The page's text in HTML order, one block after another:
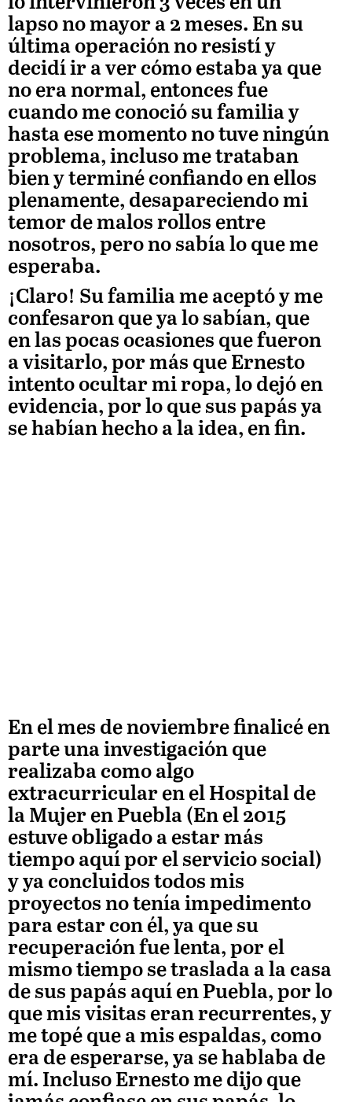
lapso no mayor a 2 meses. En su
última operación no resistí y
decidí ir a ver cómo estaba ya que
no era normal, entonces fue
cuando me conoció su familia y
hasta ese momento no tuve ningún
problema, incluso me trataban
bien y terminé confiando en ellos
plenamente, desapareciendo mi
temor de malos rollos entre
nosotros, pero no sabía lo que me
esperaba.
¡Claro! Su familia me aceptó y me
confesaron que ya lo sabían, que
en las pocas ocasiones que fueron
a visitarlo, por más que Ernesto
intento ocultar mi ropa, lo dejó en
evidencia, por lo que sus papás ya
se habían hecho a la idea, en fin.
En el mes de noviembre finalicé en
parte una investigación que
realizaba como algo
extracurricular en el Hospital de
la Mujer en Puebla (En el 2015
estuve obligado a estar más
tiempo aquí por el servicio social)
y ya concluidos todos mis
proyectos no tenía impedimento
para estar con él, ya que su
recuperación fue lenta, por el
mismo tiempo se traslada a la casa
de sus papás aquí en Puebla, por lo
que mis visitas eran recurrentes, y
me topé que a mis espaldas, como
era de esperarse, ya se hablaba de
mí. Incluso Ernesto me dijo que